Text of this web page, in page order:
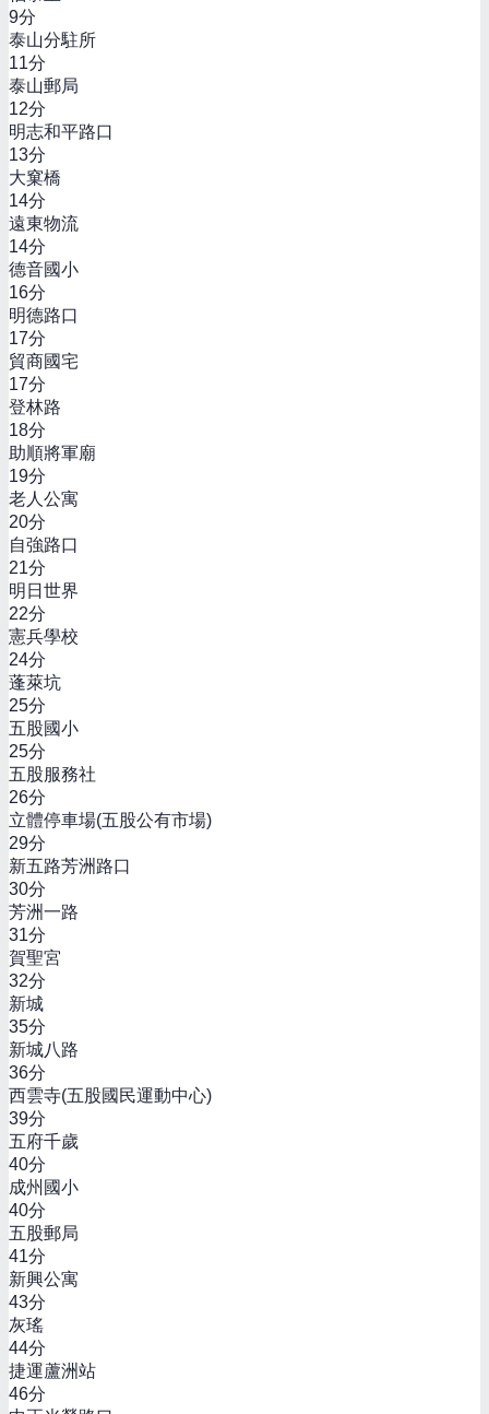
9分
泰山分駐所
11分
泰山郵局
12分
明志和平路口
13分
大窠橋
14分
遠東物流
14分
德音國小
16分
明德路口
17分
貿商國宅
17分
登林路
18分
助順將軍廟
19分
老人公寓
20分
自強路口
21分
明日世界
22分
憲兵學校
24分
蓬萊坑
25分
五股國小
25分
五股服務社
26分
立體停車場(五股公有市場)
29分
新五路芳洲路口
30分
芳洲一路
31分
賀聖宮
32分
新城
35分
新城八路
36分
西雲寺(五股國民運動中心)
39分
五府千歲
40分
成州國小
40分
五股郵局
41分
新興公寓
43分
灰瑤
44分
捷運蘆洲站
46分